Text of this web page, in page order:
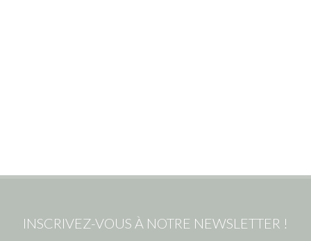
INSCRIVEZ-VOUS À NOTRE NEWSLETTER !